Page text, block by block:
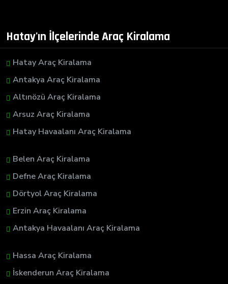
Hatay'ın İlçelerinde Araç Kiralama
Hatay Araç Kiralama
Antakya Araç Kiralama
Altınözü Araç Kiralama
Arsuz Araç Kiralama
Hatay Havaalanı Araç Kiralama
Belen Araç Kiralama
Defne Araç Kiralama
Dörtyol Araç Kiralama
Erzin Araç Kiralama
Antakya Havaalanı Araç Kiralama
Hassa Araç Kiralama
İskenderun Araç Kiralama